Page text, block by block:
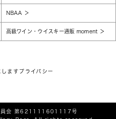
NBAA
高級ワイン・ウイスキー通販 moment
員会 第621111601117号